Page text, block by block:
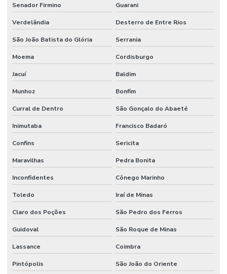
Senador Firmino Guarani
Verdelândia Desterro de Entre Rios
São João Batista do Glória Serrania
Moema Cordisburgo
Jacuí Baldim
Munhoz Bonfim
Curral de Dentro São Gonçalo do Abaeté
Inimutaba Francisco Badaró
Confins Sericita
Maravilhas Pedra Bonita
Inconfidentes Cônego Marinho
Toledo Iraí de Minas
Claro dos Poções São Pedro dos Ferros
Guidoval São Roque de Minas
Lassance Coimbra
Pintópolis São João do Oriente